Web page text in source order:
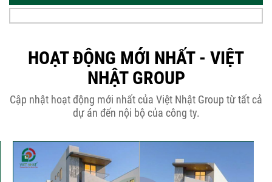
Bê Tông...
THÔNG BÁO KẾ HOẠCH TĂNG ĐƠN
GIÁ XÂY DỰNG NHÀ...
Thép Râu Tường – Kinh Nghiệm Thi
Công Chuẩn Kỹ...
HOẠT ĐỘNG MỚI NHẤT - VIỆT
NHẬT GROUP
Cập nhật hoạt động mới nhất của Việt Nhật Group từ tất cả
dự án đến nội bộ của công ty.